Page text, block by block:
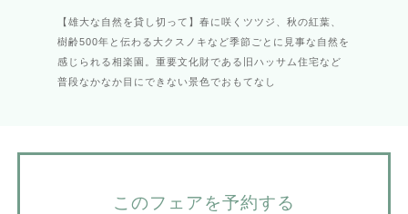
【雄大な自然を貸し切って】春に咲くツツジ、秋の紅葉、
樹齢500年と伝わる大クスノキなど季節ごとに見事な自然を
感じられる相楽園。重要文化財である旧ハッサム住宅など
普段なかなか目にできない景色でおもてなし
このフェアを予約する